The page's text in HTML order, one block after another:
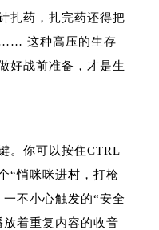
扎药，扎完药还得把
这种高压的生存
好战前准备，才是生
。你可以按住CTRL
“悄咪咪进村，打枪
不小心触发的“安全
着重复内容的收音